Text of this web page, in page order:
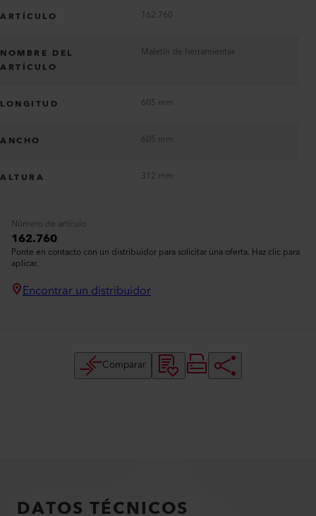
ARTÍCULO 162.760
NOMBRE DEL
ARTÍCULO
Maletín de herramientas
LONGITUD 605 mm
ANCHO 605 mm
ALTURA 312 mm
Número de artículo
162.760
Ponte en contacto con un distribuidor para solicitar una oferta. Haz clic para
aplicar.
Encontrar un distribuidor
Comparar
DATOS TÉCNICOS